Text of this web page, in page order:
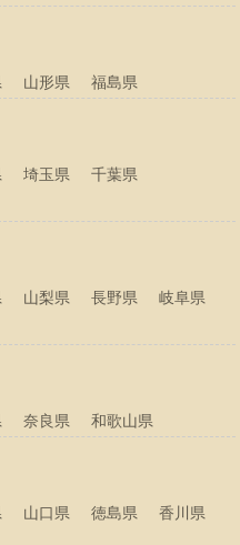
山形県 福島県
埼玉県
千葉県
山梨県 長野県
岐阜県
奈良県 和歌山県
山口県 徳島県
香川県